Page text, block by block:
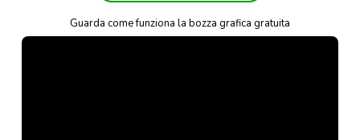
Guarda come funziona la bozza grafica gratuita